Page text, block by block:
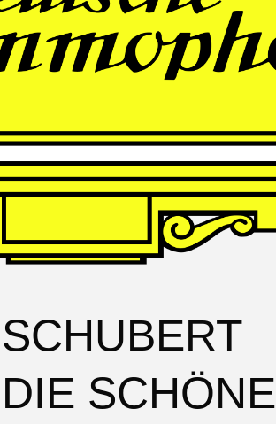
Die Nacht der Verlorenen
Finnish Radio Symphony Orchestra
Hannu Lintu
SCHUBERT
DIE SCHÖNE